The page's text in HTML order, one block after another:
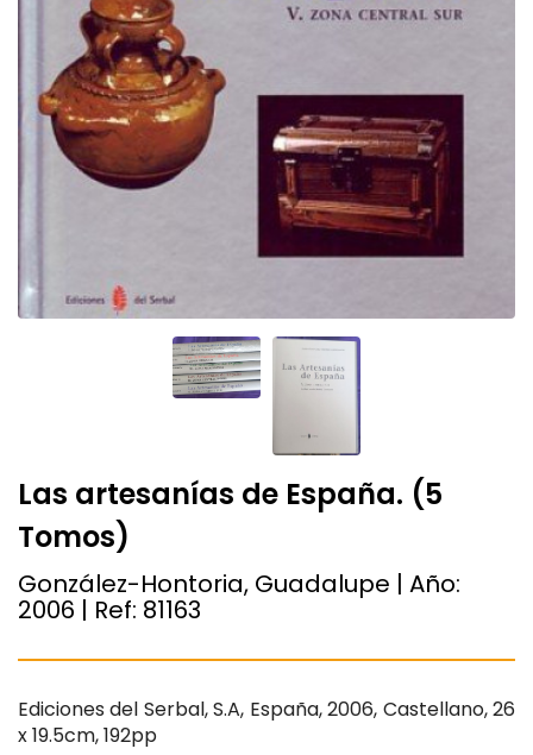
Las artesanías de España. (5
Tomos)
González-Hontoria, Guadalupe | Año:
2006 | Ref: 81163
Ediciones del Serbal, S.A, España, 2006, Castellano, 26
x 19.5cm, 192pp